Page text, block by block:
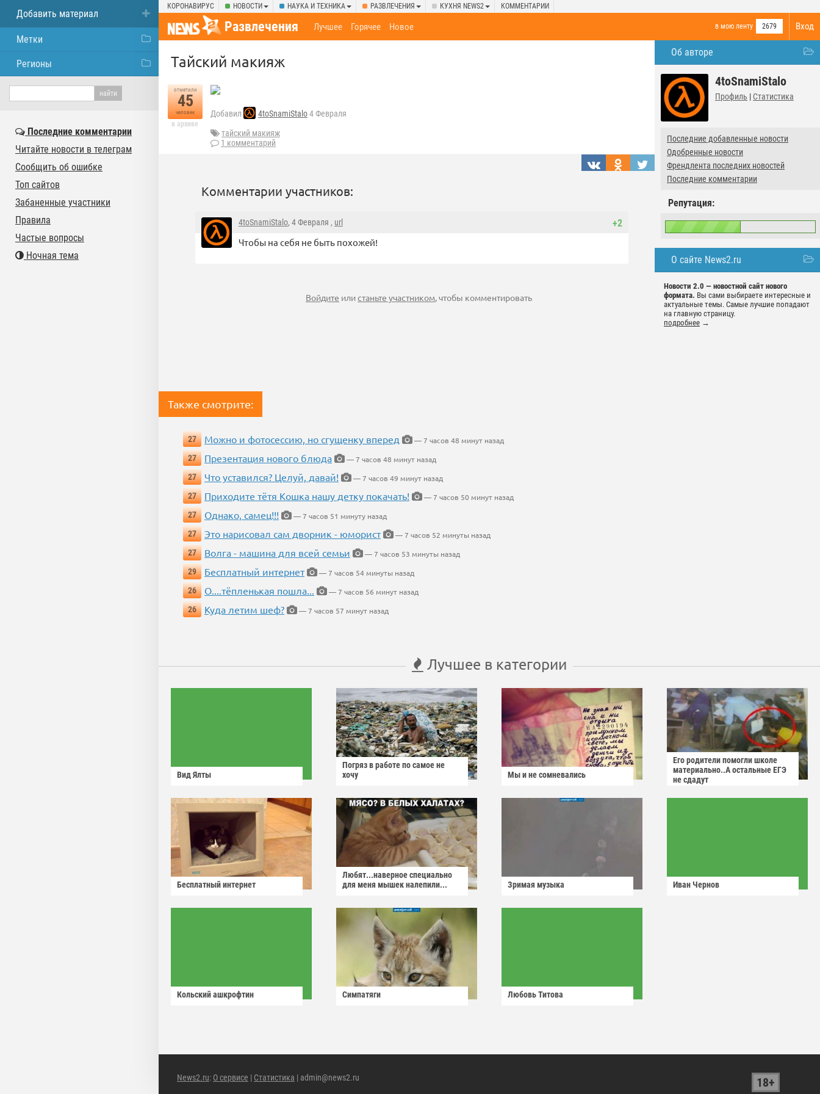
КОРОНАВИРУС НОВОСТИ НАУКА И ТЕХНИКА РАЗВЛЕЧЕНИЯ КУХНЯ NEWS2 КОММЕНТАРИИ
Вход
Развлечения в мою ленту 2679
Лучшее Горячее Новое
Об авторе
4toSnamiStalo
Профиль | Статистика
Последние добавленные новости
Одобренные новости
Френдлента последних новостей
Последние комментарии
Репутация:
О сайте News2.ru
Новости 2.0 — новостной сайт нового
формата. Вы сами выбираете интересные и
актуальные темы. Самые лучшие попадают
на главную страницу.
подробнее →
Тайский макияж
отметили
45
человек
в архиве
Добавил 4toSnamiStalo4 Февраля
тайский макияж
1 комментарий
Комментарии участников:
+2
4toSnamiStalo, 4 Февраля , url
Чтобы на себя не быть похожей!
Войдите илистаньте участником, чтобы комментировать
Также смотрите:
27 Можно и фотосессию, но сгущенку вперед
— 7 часов 48 минут назад
27
Презентация нового блюда
— 7 часов 48 минут назад
27
Что уставился? Целуй, давай!
— 7 часов 49 минут назад
27
Приходите тётя Кошка нашу детку покачать!
— 7 часов 50 минут назад
27
Однако, самец!!!
— 7 часов 51 минуту назад
27
Это нарисовал сам дворник - юморист
— 7 часов 52 минуты назад
27
Волга - машина для всей семьи
— 7 часов 53 минуты назад
29
Бесплатный интернет
— 7 часов 54 минуты назад
26
О....тёпленькая пошла...
— 7 часов 56 минут назад
26
Куда летим шеф? — 7 часов 57 минут назад
Лучшее в категории
Вид Ялты
Погряз в работе по самое не
хочу
Мы и не сомневались
Его родители помогли школе
материально..А остальные ЕГЭ
не сдадут
Бесплатный интернет
Любят...наверное специально
для меня мышек налепили...
Зримая музыка Иван Чернов
Кольский ашкрофтин Симпатяги Любовь Титова
News2.ru: О сервисе | Статистика | admin@news2.ru 18+
Добавить материал
Метки
Регионы
Последние комментарии
Читайте новости в телеграм
Сообщить об ошибке
Топ сайтов
Забаненные участники
Правила
Частые вопросы
Ночная тема